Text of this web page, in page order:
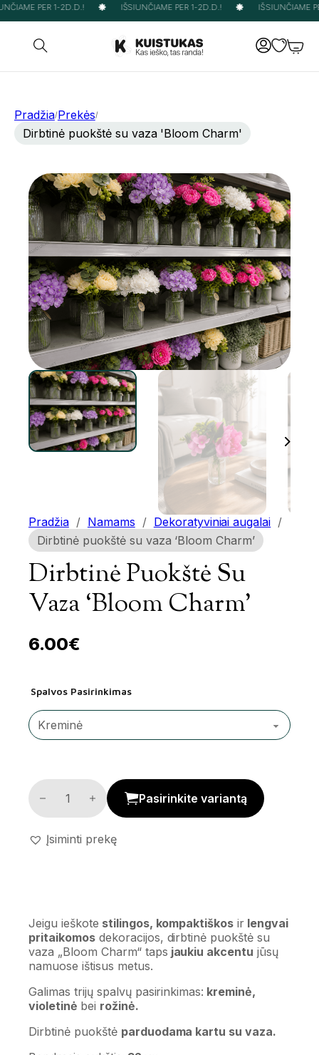
PER 1-2D.D.! IŠSIUNČIAME PER 1-2D.D.! IŠSIUNČIAME
Pradžia/Prekės/
Dirbtinė puokštė su vaza 'Bloom Charm'
Pradžia / Namams / Dekoratyviniai augalai /
Dirbtinė puokštė su vaza ‘Bloom Charm’
Dirbtinė Puokštė Su
Vaza ‘Bloom Charm’
6.00€
Spalvos Pasirinkimas
Dirbtinė puokštė su vaza 'Bloom Charm' kiekis
Pasirinkite variantą
Įsiminti prekę
Jeigu ieškote stilingos, kompaktiškos ir lengvai
pritaikomosdekoracijos, dirbtinė puokštė su
vaza „Bloom Charm“ taps jaukiu akcentu jūsų
namuose ištisus metus.
Galimas trijų spalvų pasirinkimas: kreminė,
violetinė bei rožinė.
Dirbtinė puokštė parduodama kartu su vaza.